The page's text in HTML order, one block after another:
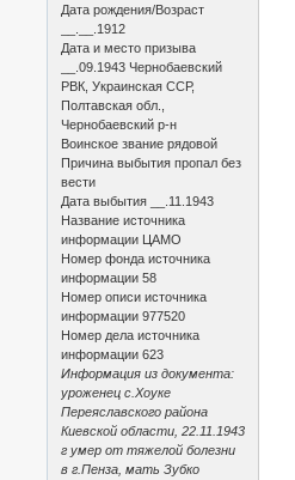
Дата рождения/Возраст
__.__.1912
Дата и место призыва
__.09.1943 Чернобаевский
РВК, Украинская ССР,
Полтавская обл.,
Чернобаевский р-н
Воинское звание рядовой
Причина выбытия пропал без
вести
Дата выбытия __.11.1943
Название источника
информации ЦАМО
Номер фонда источника
информации 58
Номер описи источника
информации 977520
Номер дела источника
информации 623
Информация из документа:
уроженец с.Хоуке
Переяславского района
Киевской области, 22.11.1943
г умер от тяжелой болезни
в г.Пенза, мать Зубко